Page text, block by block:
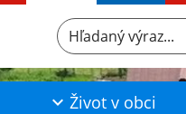
Hľadaný výraz...
Život v obci